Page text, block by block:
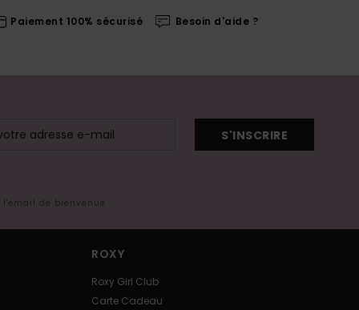
Paiement 100% sécurisé Besoin d'aide ?
S'INSCRIRE
de bienvenue
ROXY
Roxy Girl Club
Carte Cadeau